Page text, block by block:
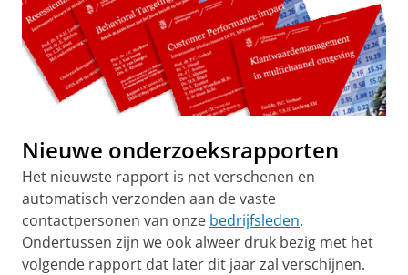
Nieuwe onderzoeksrapporten
Het nieuwste rapport is net verschenen en
automatisch verzonden aan de vaste
contactpersonen van onze bedrijfsleden.
Ondertussen zijn we ook alweer druk bezig met het
volgende rapport dat later dit jaar zal verschijnen.